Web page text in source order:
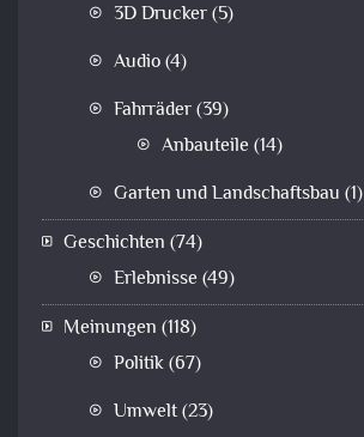
3D Drucker(5)
Audio(4)
Fahrräder(39)
Anbauteile (14)
Garten und Landschaftsbau (1)
Geschichten (74)
Erlebnisse (49)
Meinungen (118)
Politik(67)
Umwelt(23)